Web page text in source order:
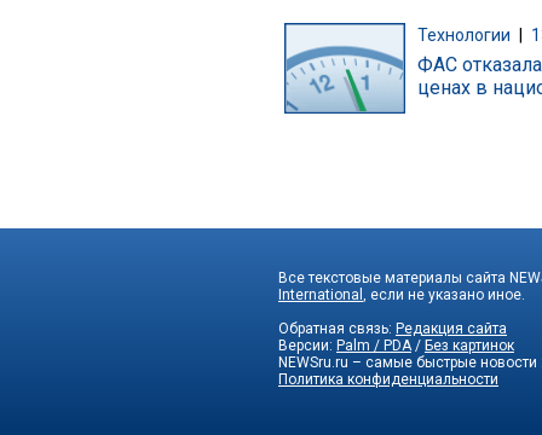
Технологии |
ФАС
ценах в
Все текстовые материалы сайта
International
, если не указано иное.
Обратная связь: Редакция сайта
Версии: Palm / PDA / Без картинок
NEWSru.ru – самые быстрые новости
Политика конфиденциальности